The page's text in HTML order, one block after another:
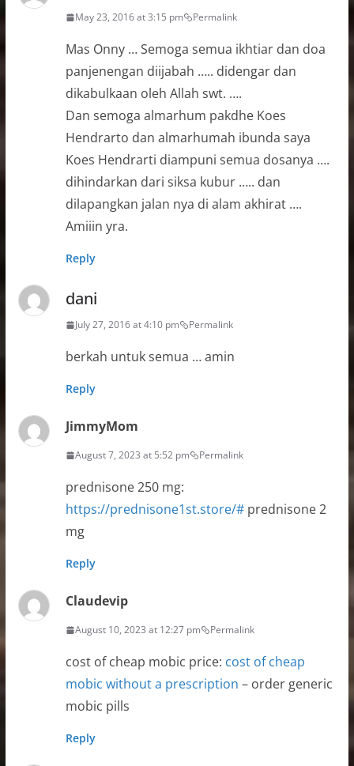
May 23, 2016 at 3:15 pm Permalink
Mas Onny … Semoga semua ikhtiar dan doa
panjenengan diijabah ….. didengar dan
dikabulkaan oleh Allah swt. ….
Dan semoga almarhum pakdhe Koes
Hendrarto dan almarhumah ibunda saya
Koes Hendrarti diampuni semua dosanya ….
dihindarkan dari siksa kubur ….. dan
dilapangkan jalan nya di alam akhirat ….
Amiiin yra.
Reply
dani
July 27, 2016 at 4:10 pm Permalink
berkah untuk semua … amin
Reply
JimmyMom
August 7, 2023 at 5:52 pm Permalink
prednisone 250 mg:
https://prednisone1st.store/#prednisone 2
mg
Reply
Claudevip
August 10, 2023 at 12:27 pm Permalink
cost of cheap mobic price: cost of cheap
mobic without a prescription – order generic
mobic pills
Reply